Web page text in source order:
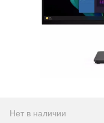
Нет в наличии